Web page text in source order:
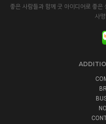
좋은 사람들과 함께 굿 아이디어로 좋은
사